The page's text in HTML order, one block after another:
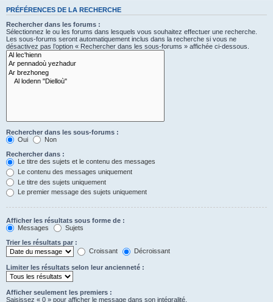
PRÉFÉRENCES DE LA RECHERCHE
Rechercher dans les forums :
Sélectionnez le ou les forums dans lesquels vous souhaitez effectuer une recherche.
Les sous-forums seront automatiquement inclus dans la recherche si vous ne
désactivez pas l’option « Rechercher dans les sous-forums » affichée ci-dessous.
Rechercher dans les sous-forums :
Oui
Non
Rechercher dans :
Le titre des sujets et le contenu des messages
Le contenu des messages uniquement
Le titre des sujets uniquement
Le premier message des sujets uniquement
Afficher les résultats sous forme de :
Messages
Sujets
Trier les résultats par :
Croissant
Décroissant
Limiter les résultats selon leur ancienneté :
Afficher seulement les premiers :
Saisissez « 0 » pour afficher le message dans son intégralité.